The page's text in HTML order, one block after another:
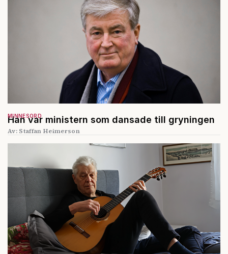
Han var ministern som dansade till gryningen
MINNESORD
Av: Staffan Heimerson